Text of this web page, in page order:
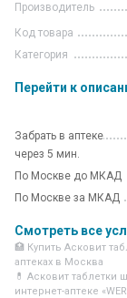
Производитель
Код товара
Категория
Перейти к
Забрать в аптеке
через 5 мин.
По Москве до МКАД
По Москве за МКАД
Смотреть все
🏥 Купить Асковит
аптеках в Москва
💊 Асковит таблетки
интернет-аптеке